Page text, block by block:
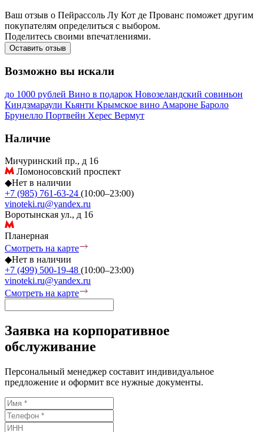
Ваш отзыв о Пейрассоль Лу Кот де Прованс поможет другим
покупателям определиться с выбором.
Поделитесь своими впечатлениями.
Оставить отзыв
Возможно вы искали
до 1000 рублей Вино в подарок Новозеландский совиньон
Киндзмараули Кьянти Крымское вино Амароне Бароло
Брунелло Портвейн Херес Вермут
Наличие
Мичуринский пр., д 16
Ломоносовский проспект
◆Нет в наличии
+7 (985) 761-63-24 (10:00–23:00)
vinoteki.ru@yandex.ru
Воротынская ул., д 16
Планерная
Смотреть на карте
◆Нет в наличии
+7 (499) 500-19-48 (10:00–23:00)
vinoteki.ru@yandex.ru
Смотреть на карте
Заявка на корпоративное
обслуживание
Персональный менеджер составит индивидуальное
предложение и оформит все нужные документы.